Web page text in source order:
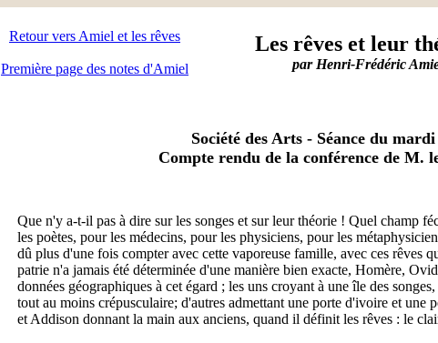
Retour vers Amiel et les rêves
Première page des notes d'Amiel
Les rêves et leur
par Henri-Frédéric
Société des Arts - Séance du
Compte rendu de la conférence de M.
Que n'y a-t-il pas à dire sur les songes et sur leur théorie ! Quel champ
les poètes, pour les médecins, pour les physiciens, pour les
dû plus d'une fois compter avec cette vaporeuse famille, avec ces rêves
patrie n'a jamais été déterminée d'une manière bien exacte, Homère,
données géographiques à cet égard ; les uns croyant à une île des
tout au moins crépusculaire; d'autres admettant une porte d'ivoire et une
et Addison donnant la main aux anciens, quand il définit les rêves : le